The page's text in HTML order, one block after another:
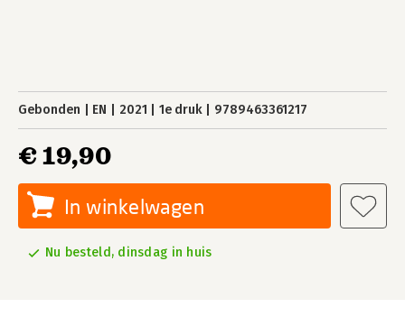
Gebonden EN 2021 1e druk 9789463361217
€ 19,90
In winkelwagen
Nu besteld, dinsdag in huis